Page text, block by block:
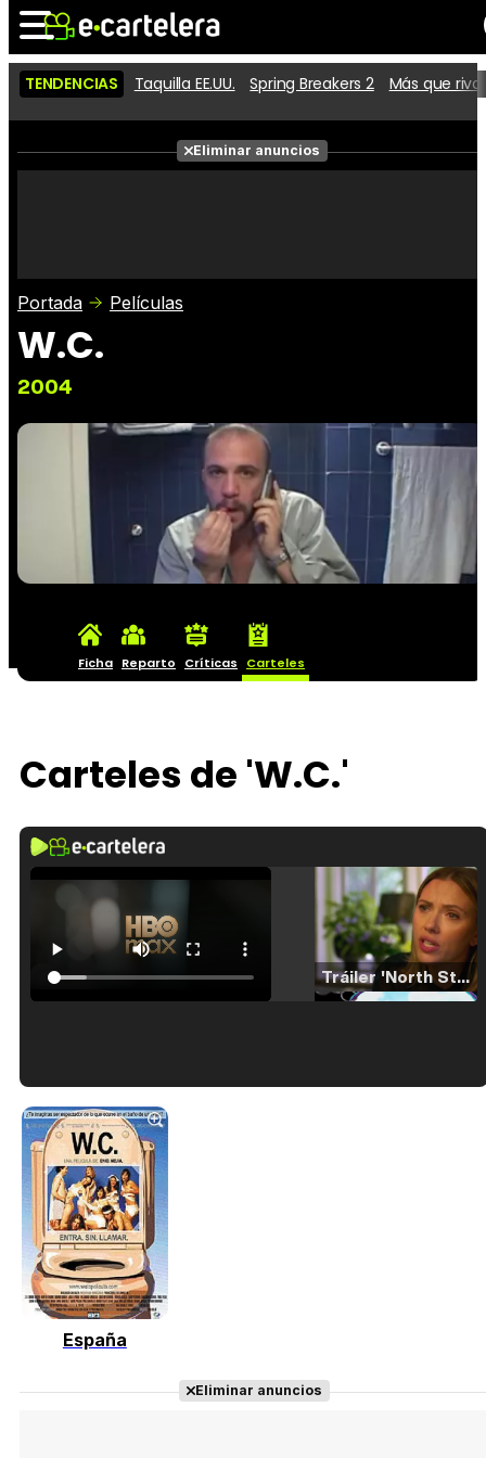
Noticias Cartelera
Películas
Críticas
TENDENCIAS Taquilla EE.UU. Spring Breakers 2 Más que
Eliminar anuncios
Portada Películas
W.C.
2004
Ficha Reparto Críticas Carteles
Carteles de 'W.C.'
Tráiler 'North Star' (2023)
España
Eliminar anuncios